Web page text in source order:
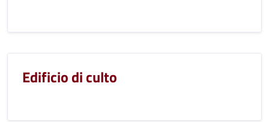
Edificio di culto